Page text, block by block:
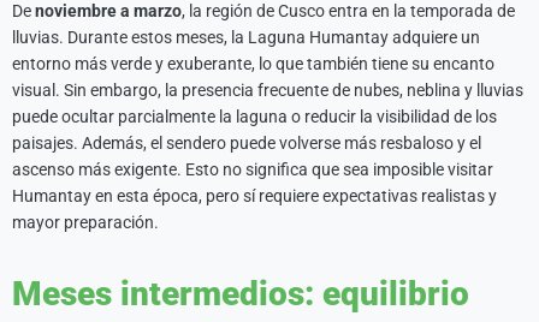
Denoviembre a marzo, la región de Cusco entra en la temporada de
lluvias. Durante estos meses, la Laguna Humantay adquiere un
entorno más verde y exuberante, lo que también tiene su encanto
visual. Sin embargo, la presencia frecuente de nubes, neblina y lluvias
puede ocultar parcialmente la laguna o reducir la visibilidad de los
paisajes. Además, el sendero puede volverse más resbaloso y el
ascenso más exigente. Esto no significa que sea imposible visitar
Humantay en esta época, pero sí requiere expectativas realistas y
mayor preparación.
Meses intermedios: equilibrio